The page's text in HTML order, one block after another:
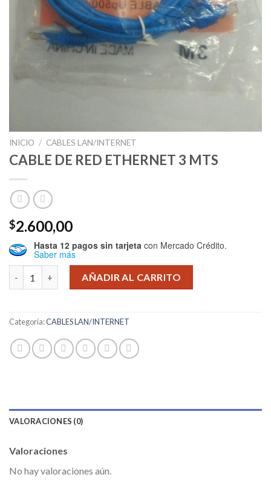
INICIO / CABLES LAN/INTERNET
CABLE DE RED ETHERNET 3 MTS
$2.600,00
Hasta 12 pagos sin tarjeta con Mercado Crédito.
Saber más
CABLE DE RED ETHERNET 3 MTS cantidad
AÑADIR AL CARRITO
Categoría:CABLES LAN/INTERNET
VALORACIONES (0)
Valoraciones
No hay valoraciones aún.